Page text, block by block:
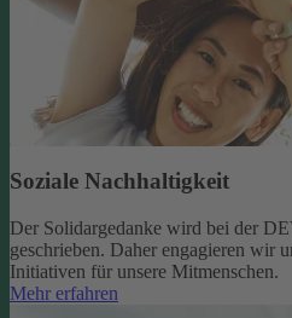
Soziale Nachhaltigkeit
Der Solidargedanke wird bei der
geschrieben. Daher engagieren wir
Initiativen für unsere Mitmenschen.
Mehr erfahren